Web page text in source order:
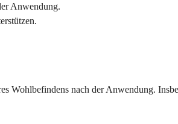
Anwendung.
Wohlbefindens nach der Anwendung.